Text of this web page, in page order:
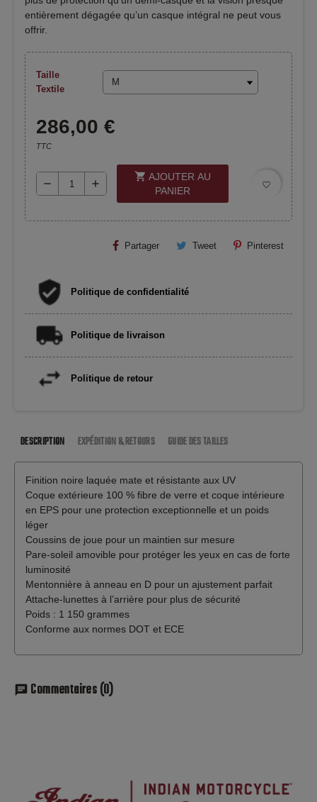
entièrement dégagée qu’un casque intégral ne peut vous
offrir.
Taille
Textile
286,00 €
TTC
remove add
shopping_cart AJOUTER AU
PANIER
favorite_border
Partager Tweet Pinterest
Politique de confidentialité
Politique de livraison
Politique de retour
DESCRIPTION EXPÉDITION & RETOURS GUIDE DES TAILLES
Finition noire laquée mate et résistante aux UV
Coque extérieure 100 % fibre de verre et coque intérieure
en EPS pour une protection exceptionnelle et un poids
léger
Coussins de joue pour un maintien sur mesure
Pare-soleil amovible pour protéger les yeux en cas de forte
luminosité
Mentonnière à anneau en D pour un ajustement parfait
Attache-lunettes à l’arrière pour plus de sécurité
Poids : 1 150 grammes
Conforme aux normes DOT et ECE
chat Commentaires(0)